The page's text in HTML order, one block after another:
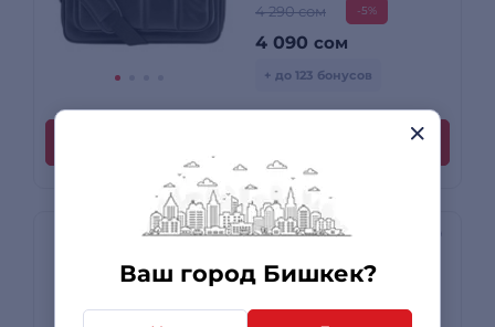
Ваш город Бишкек?
4 290 сом -5%
4 090 сом
+ до 123 бонусов
Cумка для ноутбука
Grey 15,6